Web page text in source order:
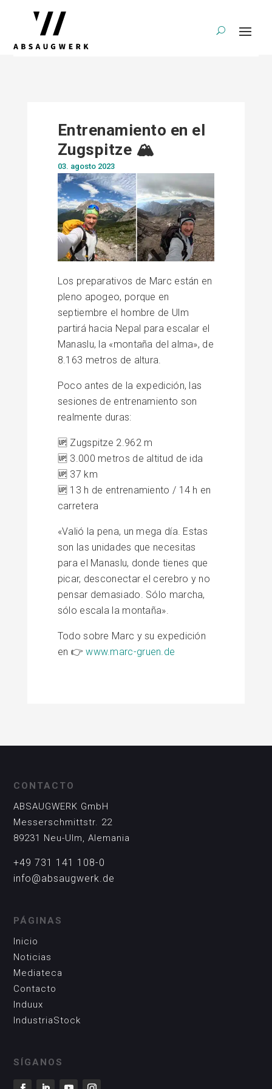
Entrenamiento en el
Zugspitze 🏔
03. agosto 2023
Los preparativos de Marc están en
pleno apogeo, porque en
septiembre el hombre de Ulm
partirá hacia Nepal para escalar el
Manaslu, la «montaña del alma», de
8.163 metros de altura.
Poco antes de la expedición, las
sesiones de entrenamiento son
realmente duras:
🆙 Zugspitze 2.962 m
🆙 3.000 metros de altitud de ida
🆙 37 km
🆙 13 h de entrenamiento / 14 h en
carretera
«Valió la pena, un mega día. Estas
son las unidades que necesitas
para el Manaslu, donde tienes que
picar, desconectar el cerebro y no
pensar demasiado. Sólo marcha,
sólo escala la montaña».
Todo sobre Marc y su expedición
en 👉www.marc-gruen.de
CONTACTO
ABSAUGWERK GmbH
Messerschmittstr. 22
89231 Neu-Ulm, Alemania
+49 731 141 108-0
info@absaugwerk.de
PÁGINAS
Inicio
Noticias
Mediateca
Contacto
Induux
IndustriaStock
SÍGANOS